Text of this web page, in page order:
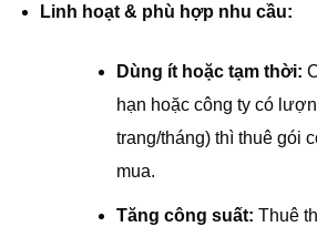
Linh hoạt & phù hợp nhu cầu:
Dùng ít hoặc tạm thời:
hạn hoặc công ty có
trang/tháng) thì thuê gói
mua.
Tăng công suất: Thuê